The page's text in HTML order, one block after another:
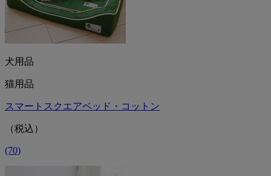
犬用品
猫用品
スマートスクエアベッド・コットン
（税込）
(70)